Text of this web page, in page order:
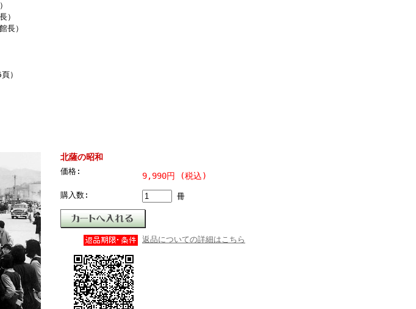
）
長）
）
北薩の昭和
価格: 9,990円 (税込)
購入数: 冊
返品についての詳細はこちら